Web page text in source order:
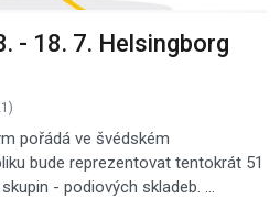
- 18. 7. Helsingborg
pořádá ve švédském
bude reprezentovat tentokrát 51
- podiových skladeb. ...